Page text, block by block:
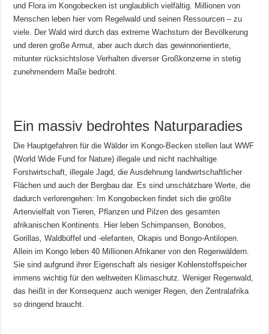
und Flora im Kongobecken ist unglaublich vielfältig. Millionen von
Menschen leben hier vom Regelwald und seinen Ressourcen – zu
viele. Der Wald wird durch das extreme Wachstum der Bevölkerung
und deren große Armut, aber auch durch das gewinnorientierte,
mitunter rücksichtslose Verhalten diverser Großkonzerne in stetig
zunehmendem Maße bedroht.
Ein massiv bedrohtes Naturparadies
Die Hauptgefahren für die Wälder im Kongo-Becken stellen laut WWF
(World Wide Fund for Nature) illegale und nicht nachhaltige
Forstwirtschaft, illegale Jagd, die Ausdehnung landwirtschaftlicher
Flächen und auch der Bergbau dar. Es sind unschätzbare Werte, die
dadurch verlorengehen: Im Kongobecken findet sich die größte
Artenvielfalt von Tieren, Pflanzen und Pilzen des gesamten
afrikanischen Kontinents. Hier leben Schimpansen, Bonobos,
Gorillas, Waldbüffel und -elefanten, Okapis und Bongo-Antilopen.
Allein im Kongo leben 40 Millionen Afrikaner von den Regenwäldern.
Sie sind aufgrund ihrer Eigenschaft als riesiger Kohlenstoffspeicher
immens wichtig für den weltweiten Klimaschutz. Weniger Regenwald,
das heißt in der Konsequenz auch weniger Regen, den Zentralafrika
so dringend braucht.